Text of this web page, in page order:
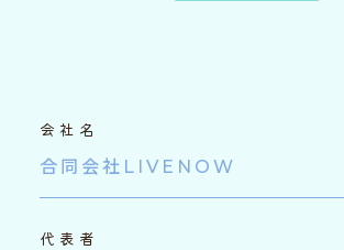
会社名
合同会社LIVENOW
代表者